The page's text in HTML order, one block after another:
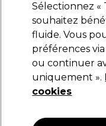
Kemon Care
)
23,80 €28,00 €
28.00 € pour 100ml
OFFRE
Sélectionnez «
souhaitez
fluide. Vous
préférences via
ou continuer
uniquement ».
cookies